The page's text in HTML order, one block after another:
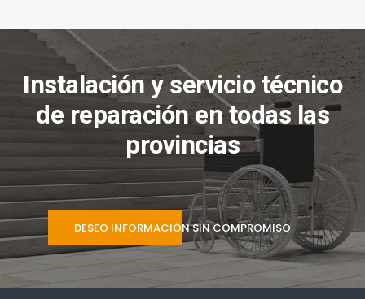
Instalación y servicio técnico
de reparación en todas las
provincias
DESEO INFORMACIÓN SIN COMPROMISO